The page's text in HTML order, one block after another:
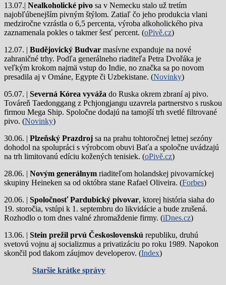
13.07.| Nealkoholické pivo sa v Nemecku stalo už tretím
najobľúbenejším pivným štýlom. Zatiaľ čo jeho produkcia vlani
medziročne vzrástla o 6,5 percenta, výroba alkoholického piva
zaznamenala pokles o takmer šesť percent. (oPivě.cz)
12.07. | Budějovický Budvar masívne expanduje na nové
zahraničné trhy. Podľa generálneho riaditeľa Petra Dvořáka je
veľkým krokom najmä vstup do Indie, no značka sa po novom
presadila aj v Ománe, Egypte či Uzbekistane. (Novinky)
05.07. | Severná Kórea vyváža do Ruska okrem zbraní aj pivo.
Továreň Taedonggang z Pchjongjangu uzavrela partnerstvo s ruskou
firmou Mega Ship. Spoločne dodajú na tamojší trh svetlé filtrované
pivo. (Novinky)
30.06. | Plzeňský Prazdroj sa na prahu tohtoročnej letnej sezóny
dohodol na spolupráci s výrobcom obuvi Baťa a spoločne uvádzajú
na trh limitovanú edíciu kožených tenisiek. (oPivě.cz)
28.06. | Novým generálnym riaditeľom holandskej pivovarníckej
skupiny Heineken sa od októbra stane Rafael Oliveira. (Forbes)
20.06. | Spoločnosť Pardubický pivovar, ktorej história siaha do
19. storočia, vstúpi k 1. septembru do likvidácie a bude zrušená.
Rozhodlo o tom dnes valné zhromaždenie firmy. (iDnes.cz)
13.06. | Stein prežil prvú Československú republiku, druhú
svetovú vojnu aj socializmus a privatizáciu po roku 1989. Napokon
skončil pod tlakom záujmov developerov. (Index)
Staršie krátke správy